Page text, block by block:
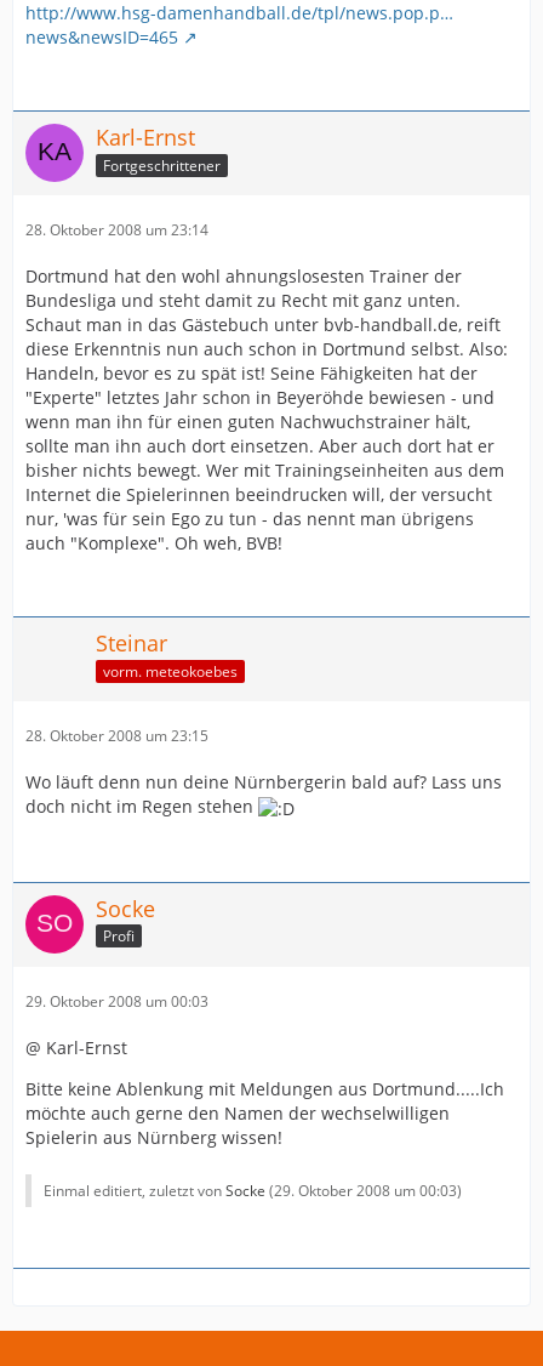
http://www.hsg-damenhandball.de/tpl/news.pop.p…
news&newsID=465
Karl-Ernst
Fortgeschrittener
28. Oktober 2008 um 23:14
Dortmund hat den wohl ahnungslosesten Trainer der
Bundesliga und steht damit zu Recht mit ganz unten.
Schaut man in das Gästebuch unter bvb-handball.de, reift
diese Erkenntnis nun auch schon in Dortmund selbst. Also:
Handeln, bevor es zu spät ist! Seine Fähigkeiten hat der
"Experte" letztes Jahr schon in Beyeröhde bewiesen - und
wenn man ihn für einen guten Nachwuchstrainer hält,
sollte man ihn auch dort einsetzen. Aber auch dort hat er
bisher nichts bewegt. Wer mit Trainingseinheiten aus dem
Internet die Spielerinnen beeindrucken will, der versucht
nur, 'was für sein Ego zu tun - das nennt man übrigens
auch "Komplexe". Oh weh, BVB!
Steinar
vorm. meteokoebes
28. Oktober 2008 um 23:15
Wo läuft denn nun deine Nürnbergerin bald auf? Lass uns
doch nicht im Regen stehen
Socke
Profi
29. Oktober 2008 um 00:03
@ Karl-Ernst
Bitte keine Ablenkung mit Meldungen aus Dortmund.....Ich
möchte auch gerne den Namen der wechselwilligen
Spielerin aus Nürnberg wissen!
Einmal editiert, zuletzt vonSocke (29. Oktober 2008 um 00:03)